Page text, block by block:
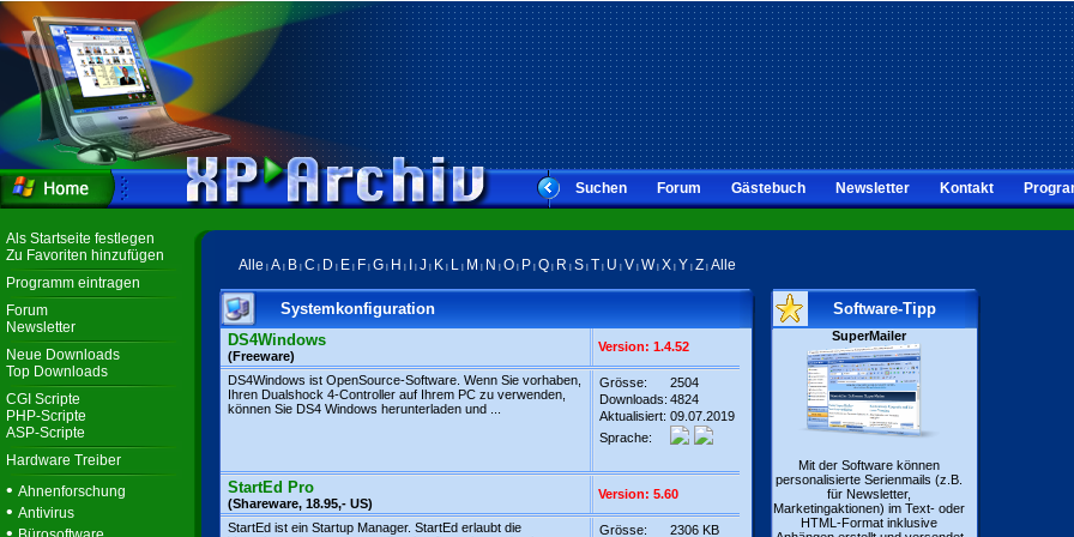
Suchen Forum Gästebuch Newsletter Kontakt
Als Startseite festlegen
Zu Favoriten hinzufügen
Programm eintragen
Forum
Newsletter
Neue Downloads
Top Downloads
CGI Scripte
PHP-Scripte
ASP-Scripte
Hardware Treiber
• Ahnenforschung
• Antivirus
•
Alle A B C D E F G H J K L M N O P Q R S T U V W X Y Z Alle
Systemkonfiguration
DS4Windows
(Freeware)
Version: 1.4.52
DS4Windows ist OpenSource-Software. Wenn Sie vorhaben,
Ihren Dualshock 4-Controller auf Ihrem PC zu verwenden,
können Sie DS4 Windows herunterladen und ...
Grösse:
2504
Downloads: 4824
Aktualisiert: 09.07.2019
Sprache:
StartEd Pro
(Shareware, 18.95,- US)
Version: 5.60
StartEd ist ein Startup Manager. StartEd erlaubt die
Grösse:
2306 KB
Software-Tipp
SuperMailer
Mit der Software können
personalisierte Serienmails (z.B.
für Newsletter,
Marketingaktionen) im Text- oder
HTML-Format inklusive